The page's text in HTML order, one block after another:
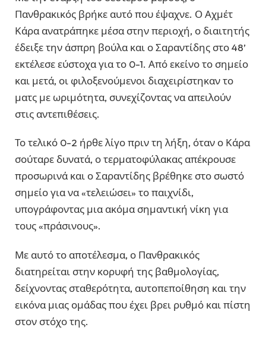
Πανθρακικός βρήκε αυτό που έψαχνε. Ο Αχμέτ
Κάρα ανατράπηκε μέσα στην περιοχή, ο διαιτητής
έδειξε την άσπρη βούλα και ο Σαραντίδης στο 48’
εκτέλεσε εύστοχα για το 0-1. Από εκείνο το σημείο
και μετά, οι φιλοξενούμενοι διαχειρίστηκαν το
ματς με ωριμότητα, συνεχίζοντας να απειλούν
στις αντεπιθέσεις.
Το τελικό 0-2 ήρθε λίγο πριν τη λήξη, όταν ο Κάρα
σούταρε δυνατά, ο τερματοφύλακας απέκρουσε
προσωρινά και ο Σαραντίδης βρέθηκε στο σωστό
σημείο για να «τελειώσει» το παιχνίδι,
υπογράφοντας μια ακόμα σημαντική νίκη για
τους «πράσινους».
Με αυτό το αποτέλεσμα, ο Πανθρακικός
διατηρείται στην κορυφή της βαθμολογίας,
δείχνοντας σταθερότητα, αυτοπεποίθηση και την
εικόνα μιας ομάδας που έχει βρει ρυθμό και πίστη
στον στόχο της.